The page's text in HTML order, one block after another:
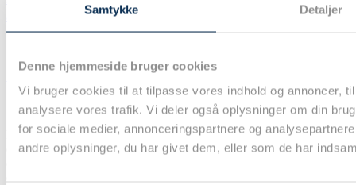
Samtykke Detaljer
Denne hjemmeside bruger cookies
Vi bruger cookies til at tilpasse vores indhold og annoncer,
analysere vores trafik. Vi deler også oplysninger om din
for sociale medier, annonceringspartnere og
andre oplysninger, du har givet dem, eller som de har
årsmøde senest den 1. september 2026!
Ansøgninger til DASAIM’s forskningsinitiativ
Dansk Selskab for Anæstesiologi og Intensiv Medicin (DASAIM)
er et af de største videnskabelige selskaber i Danmark. Vores formål